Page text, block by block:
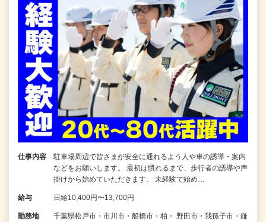
仕事内容
駐車場周辺で皆さまが安全に通れるよう人や車の誘導・案内
などをお願いします。 最初は慣れるまで、歩行者の誘導や声
掛けから始めていただきます。 未経験で始め…
給与 日給10,400円〜13,700円
勤務地
千葉県松戸市・市川市・船橋市・柏・ 野田市・我孫子市・鎌